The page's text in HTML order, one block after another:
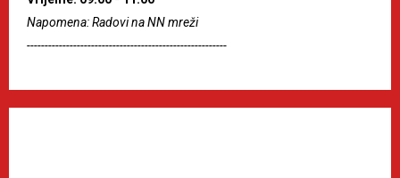
Napomena: Radovi na NN mreži
--------------------------------------------------------